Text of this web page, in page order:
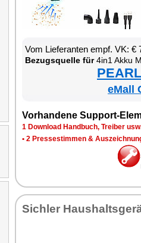
Vom Lie­fe­ran­ten empf. VK: €
Be­zugs­quel­le für4in1 Ak­ku Mi­ni
eMall
Vor­han­de­ne Sup­port-
1 Down­load Hand­buch, Trei­ber
• 2 Pres­se­stim­men &
Sich­ler